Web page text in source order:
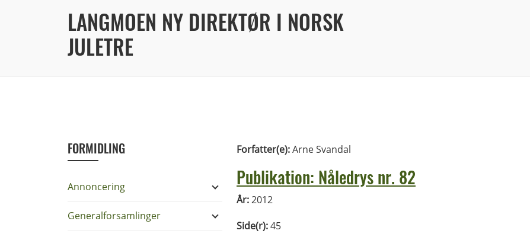
LANGMOEN NY DIREKTØR I NORSK
JULETRE
FORMIDLING
Annoncering
Generalforsamlinger
Forfatter(e):Arne Svandal
Publikation: Nåledrys nr. 82
År:2012
Side(r):45